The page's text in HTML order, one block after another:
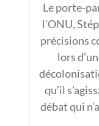
Le porte-
l’ONU,
précisions
lors
qu’il
débat qui